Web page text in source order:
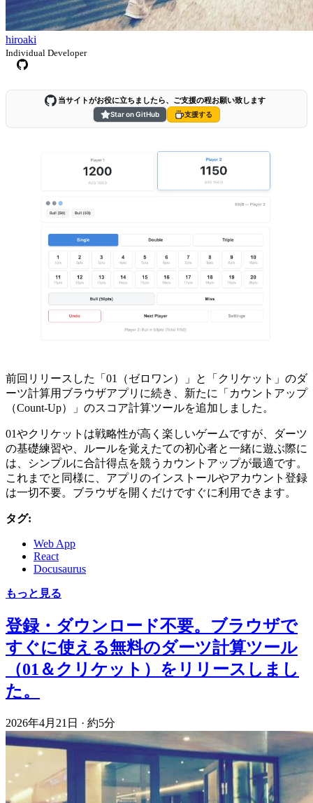
hiroaki
Individual Developer
当サイトがお役に立ちましたら、ご支援の程お願い致します
Star on GitHub
支援する
前回リリースした「01（ゼロワン）」と「クリケット」のダ
ーツ計算用ブラウザアプリに続き、新たに「カウントアップ
（Count-Up）」のスコア計算ツールを追加しました。
01やクリケットは戦略性が高く楽しいゲームですが、ダーツ
の基礎練習や、ルールを覚えたての初心者と一緒に遊ぶ際に
は、シンプルに合計得点を競うカウントアップが最適です。
これまでと同様に、アプリのインストールやアカウント登録
は一切不要。ブラウザを開くだけですぐに利用できます。
タグ:
Web App
React
Docusaurus
もっと見る
登録・ダウンロード不要。ブラウザで
すぐに使える無料のダーツ計算ツール
（01＆クリケット）をリリースしまし
た。
2026年4月21日 · 約5分